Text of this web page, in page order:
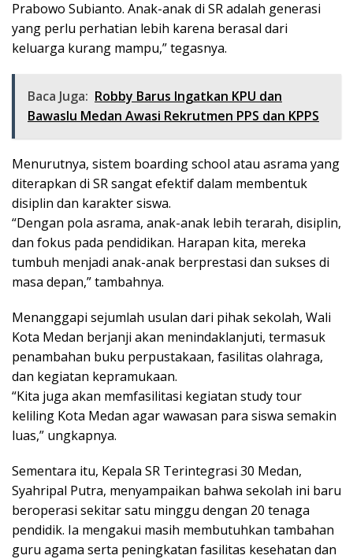
Prabowo Subianto. Anak-anak di SR adalah generasi
yang perlu perhatian lebih karena berasal dari
keluarga kurang mampu,” tegasnya.
Baca Juga: Robby Barus Ingatkan KPU dan
Bawaslu Medan Awasi Rekrutmen PPS dan KPPS
Menurutnya, sistem boarding school atau asrama yang
diterapkan di SR sangat efektif dalam membentuk
disiplin dan karakter siswa.
“Dengan pola asrama, anak-anak lebih terarah, disiplin,
dan fokus pada pendidikan. Harapan kita, mereka
tumbuh menjadi anak-anak berprestasi dan sukses di
masa depan,” tambahnya.
Menanggapi sejumlah usulan dari pihak sekolah, Wali
Kota Medan berjanji akan menindaklanjuti, termasuk
penambahan buku perpustakaan, fasilitas olahraga,
dan kegiatan kepramukaan.
“Kita juga akan memfasilitasi kegiatan study tour
keliling Kota Medan agar wawasan para siswa semakin
luas,” ungkapnya.
Sementara itu, Kepala SR Terintegrasi 30 Medan,
Syahripal Putra, menyampaikan bahwa sekolah ini baru
beroperasi sekitar satu minggu dengan 20 tenaga
pendidik. Ia mengakui masih membutuhkan tambahan
guru agama serta peningkatan fasilitas kesehatan dan